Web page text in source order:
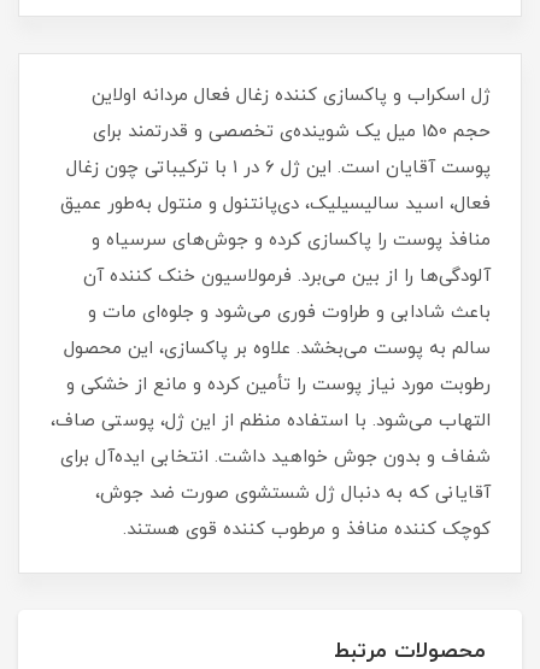
ژل اسکراب و پاکسازی‌ کننده زغال فعال مردانه اولاین
حجم 150 میل یک شوینده‌ی تخصصی و قدرتمند برای
پوست آقایان است. این ژل ۶ در ۱ با ترکیباتی چون زغال
فعال، اسید سالیسیلیک، دی‌پانتنول و منتول به‌طور عمیق
منافذ پوست را پاکسازی کرده و جوش‌های سرسیاه و
آلودگی‌ها را از بین می‌برد. فرمولاسیون خنک‌ کننده آن
باعث شادابی و طراوت فوری می‌شود و جلوه‌ای مات و
سالم به پوست می‌بخشد. علاوه بر پاکسازی، این محصول
رطوبت مورد نیاز پوست را تأمین کرده و مانع از خشکی و
التهاب می‌شود. با استفاده منظم از این ژل، پوستی صاف،
شفاف و بدون جوش خواهید داشت. انتخابی ایده‌آل برای
آقایانی که به دنبال ژل شستشوی صورت ضد جوش،
کوچک‌ کننده منافذ و مرطوب‌ کننده قوی هستند.
محصولات مرتبط